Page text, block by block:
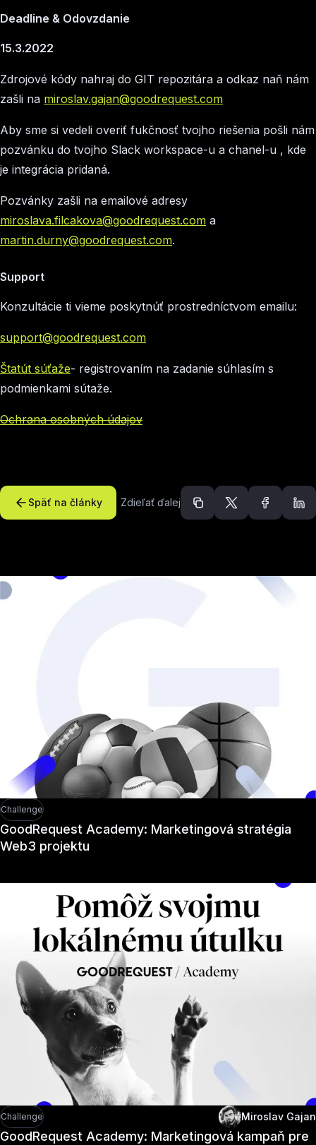
Deadline & Odovzdanie
15.3.2022
Zdrojové kódy nahraj do GIT repozitára a odkaz naň nám
zašli na miroslav.gajan@goodrequest.com
Aby sme si vedeli overiť fukčnosť tvojho riešenia pošli nám
pozvánku do tvojho Slack workspace-u a chanel-u , kde
je integrácia pridaná.
Pozvánky zašli na emailové adresy
miroslava.filcakova@goodrequest.com a
martin.durny@goodrequest.com.
Support
Konzultácie ti vieme poskytnúť prostredníctvom emailu:
support@goodrequest.com
Štatút súťaže- registrovaním na zadanie súhlasím s
podmienkami sútaže.
Ochrana osobných údajov
Späť na články Zdieľať ďalej
Odporúčané články
Challenge
GoodRequest Academy: Marketingová stratégia
Web3 projektu
Challenge Miroslav Gajan
GoodRequest Academy: Marketingová kampaň pre